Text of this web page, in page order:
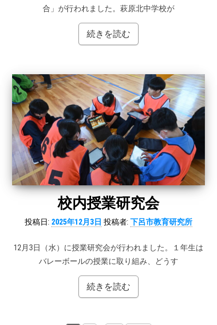
合」が行われました。萩原北中学校が
続きを読む
校内授業研究会
投稿日: 2025年12月3日 投稿者: 下呂市教育研究所
12月3日（水）に授業研究会が行われました。１年生は
バレーボールの授業に取り組み、どうす
続きを読む